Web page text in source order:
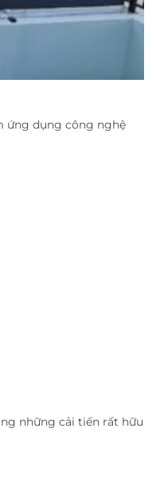
ứng dụng công nghệ
những cải tiến rất hữu